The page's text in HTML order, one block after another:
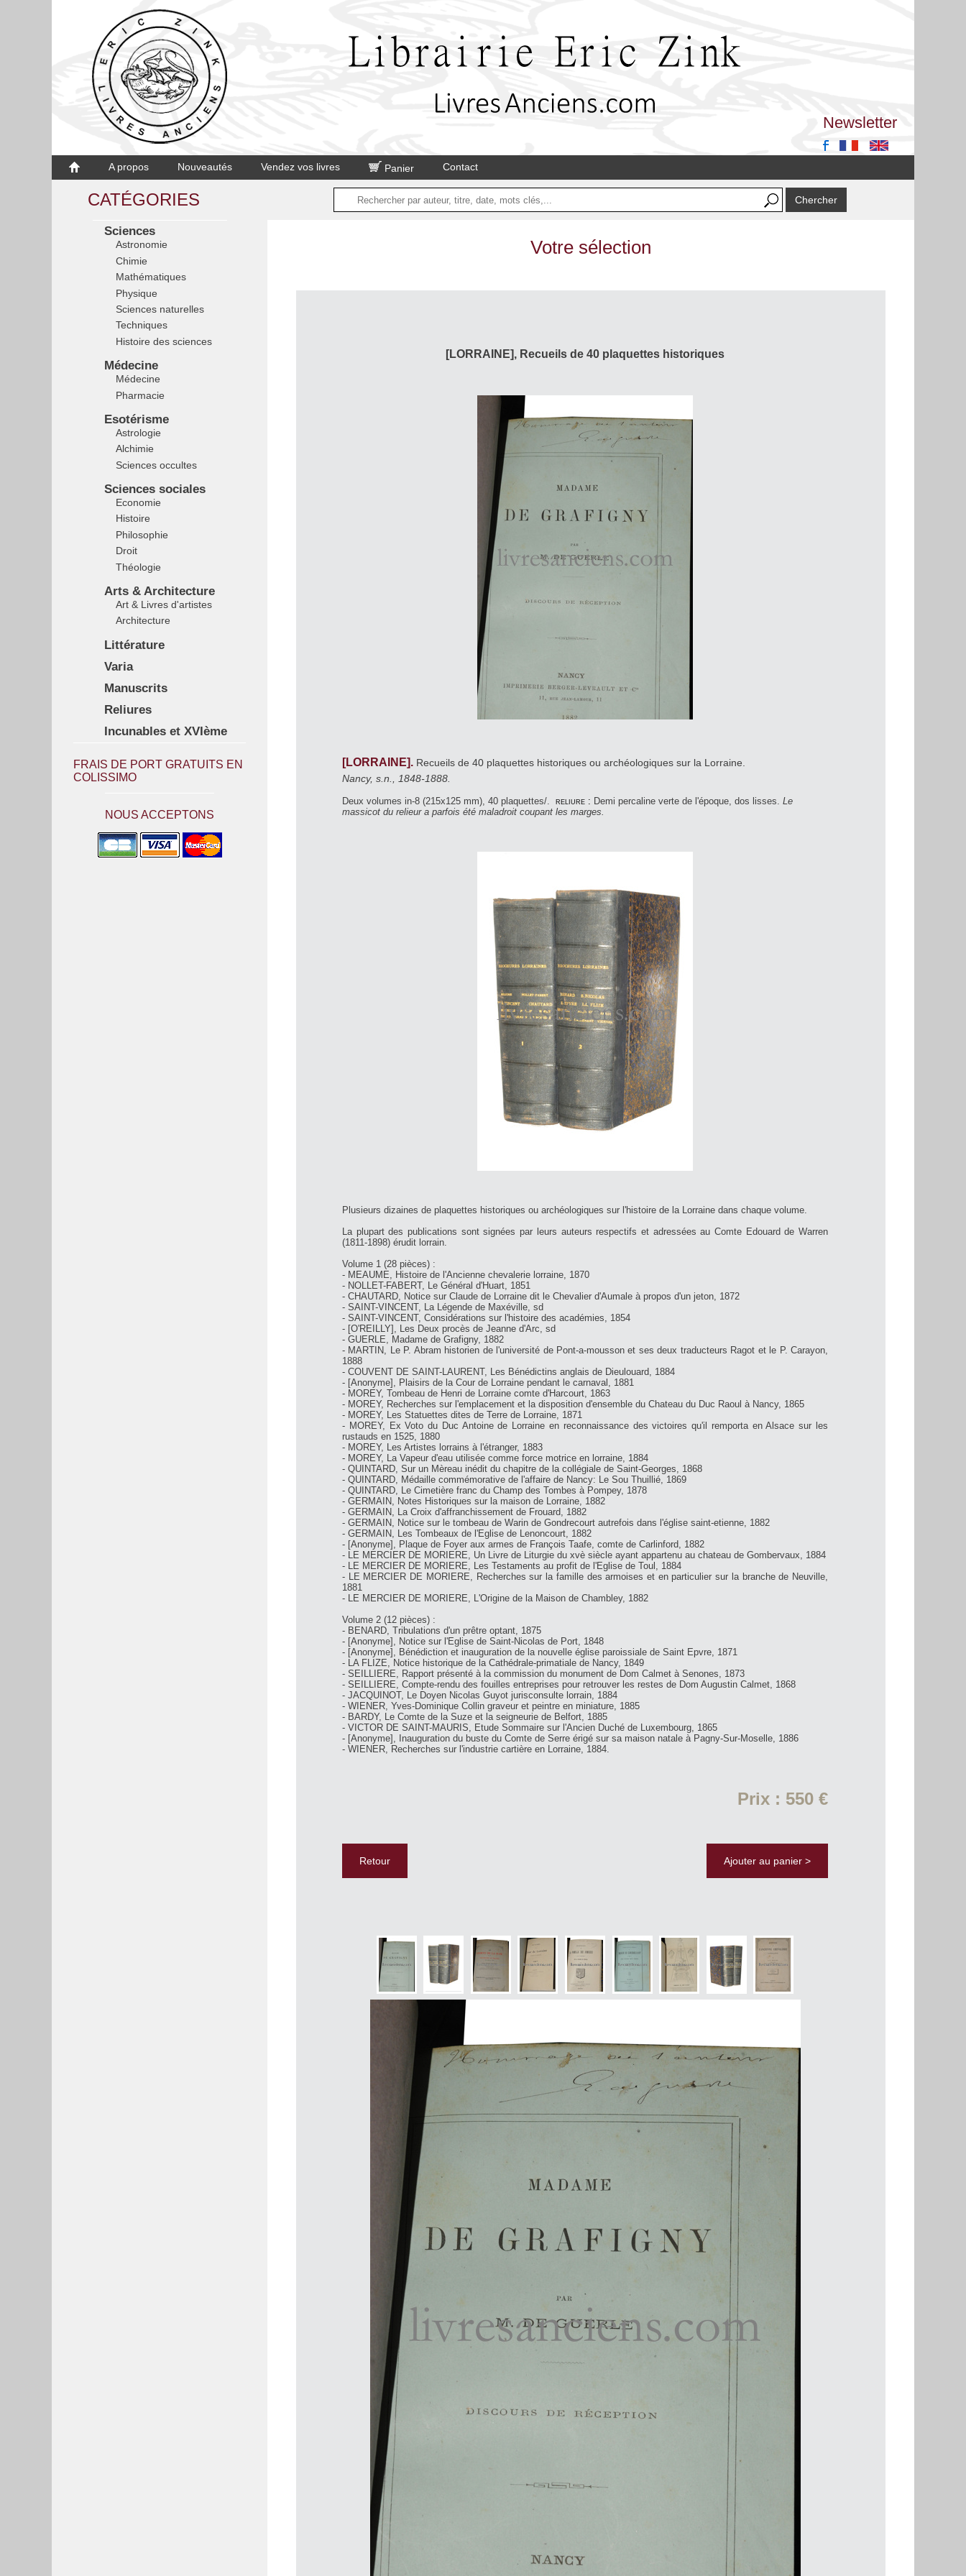
Newsletter
A propos Nouveautés Vendez vos livres Panier Contact
CATÉGORIES
Sciences
Astronomie
Chimie
Mathématiques
Physique
Sciences naturelles
Techniques
Histoire des sciences
Médecine
Médecine
Pharmacie
Esotérisme
Astrologie
Alchimie
Sciences occultes
Sciences sociales
Economie
Histoire
Philosophie
Droit
Théologie
Arts & Architecture
Art & Livres d'artistes
Architecture
Littérature
Varia
Manuscrits
Reliures
Incunables et XVIème
FRAIS DE PORT GRATUITS EN
COLISSIMO
NOUS ACCEPTONS
Votre sélection
[LORRAINE], Recueils de 40 plaquettes historiques
[LORRAINE]. Recueils de 40 plaquettes historiques ou archéologiques sur la Lorraine.
Nancy, s.n., 1848-1888.
Deux volumes in-8 (215x125 mm), 40 plaquettes/. reliure : Demi percaline verte de l'époque, dos lisses. Le
massicot du relieur a parfois été maladroit coupant les marges.
Plusieurs dizaines de plaquettes historiques ou archéologiques sur l'histoire de la Lorraine dans chaque volume.
La plupart des publications sont signées par leurs auteurs respectifs et adressées au Comte Edouard de Warren
(1811-1898) érudit lorrain.
Volume 1 (28 pièces) :
- MEAUME, Histoire de l'Ancienne chevalerie lorraine, 1870
- NOLLET-FABERT, Le Général d'Huart, 1851
- CHAUTARD, Notice sur Claude de Lorraine dit le Chevalier d'Aumale à propos d'un jeton, 1872
- SAINT-VINCENT, La Légende de Maxéville, sd
- SAINT-VINCENT, Considérations sur l'histoire des académies, 1854
- [O'REILLY], Les Deux procès de Jeanne d'Arc, sd
- GUERLE, Madame de Grafigny, 1882
- MARTIN, Le P. Abram historien de l'université de Pont-a-mousson et ses deux traducteurs Ragot et le P. Carayon,
1888
- COUVENT DE SAINT-LAURENT, Les Bénédictins anglais de Dieulouard, 1884
- [Anonyme], Plaisirs de la Cour de Lorraine pendant le carnaval, 1881
- MOREY, Tombeau de Henri de Lorraine comte d'Harcourt, 1863
- MOREY, Recherches sur l'emplacement et la disposition d'ensemble du Chateau du Duc Raoul à Nancy, 1865
- MOREY, Les Statuettes dites de Terre de Lorraine, 1871
- MOREY, Ex Voto du Duc Antoine de Lorraine en reconnaissance des victoires qu'il remporta en Alsace sur les
rustauds en 1525, 1880
- MOREY, Les Artistes lorrains à l'étranger, 1883
- MOREY, La Vapeur d'eau utilisée comme force motrice en lorraine, 1884
- QUINTARD, Sur un Mèreau inédit du chapitre de la collégiale de Saint-Georges, 1868
- QUINTARD, Médaille commémorative de l'affaire de Nancy: Le Sou Thuillié, 1869
- QUINTARD, Le Cimetière franc du Champ des Tombes à Pompey, 1878
- GERMAIN, Notes Historiques sur la maison de Lorraine, 1882
- GERMAIN, La Croix d'affranchissement de Frouard, 1882
- GERMAIN, Notice sur le tombeau de Warin de Gondrecourt autrefois dans l'église saint-etienne, 1882
- GERMAIN, Les Tombeaux de l'Eglise de Lenoncourt, 1882
- [Anonyme], Plaque de Foyer aux armes de François Taafe, comte de Carlinford, 1882
- LE MERCIER DE MORIERE, Un Livre de Liturgie du xvè siècle ayant appartenu au chateau de Gombervaux, 1884
- LE MERCIER DE MORIERE, Les Testaments au profit de l'Eglise de Toul, 1884
- LE MERCIER DE MORIERE, Recherches sur la famille des armoises et en particulier sur la branche de Neuville,
1881
- LE MERCIER DE MORIERE, L'Origine de la Maison de Chambley, 1882
Volume 2 (12 pièces) :
- BENARD, Tribulations d'un prêtre optant, 1875
- [Anonyme], Notice sur l'Eglise de Saint-Nicolas de Port, 1848
- [Anonyme], Bénédiction et inauguration de la nouvelle église paroissiale de Saint Epvre, 1871
- LA FLIZE, Notice historique de la Cathédrale-primatiale de Nancy, 1849
- SEILLIERE, Rapport présenté à la commission du monument de Dom Calmet à Senones, 1873
- SEILLIERE, Compte-rendu des fouilles entreprises pour retrouver les restes de Dom Augustin Calmet, 1868
- JACQUINOT, Le Doyen Nicolas Guyot jurisconsulte lorrain, 1884
- WIENER, Yves-Dominique Collin graveur et peintre en miniature, 1885
- BARDY, Le Comte de la Suze et la seigneurie de Belfort, 1885
- VICTOR DE SAINT-MAURIS, Etude Sommaire sur l'Ancien Duché de Luxembourg, 1865
- [Anonyme], Inauguration du buste du Comte de Serre érigé sur sa maison natale à Pagny-Sur-Moselle, 1886
- WIENER, Recherches sur l'industrie cartière en Lorraine, 1884.
Prix : 550 €
Retour Ajouter au panier >